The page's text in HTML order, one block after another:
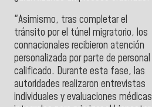
"Asimismo, tras completar el
tránsito por el túnel migratorio, los
connacionales recibieron atención
personalizada por parte de personal
calificado. Durante esta fase, las
autoridades realizaron entrevistas
individuales y evaluaciones médicas